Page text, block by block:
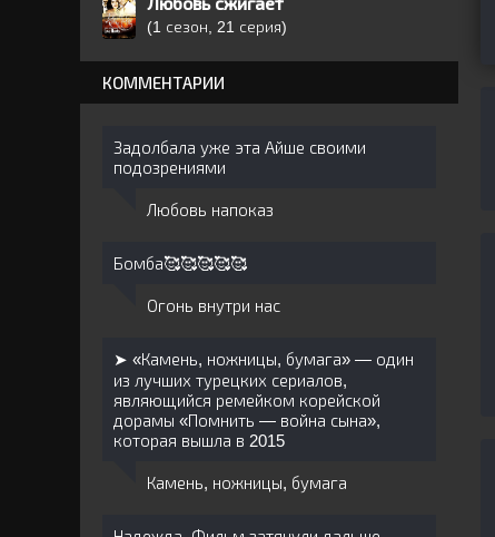
Любовь сжигает
(1 сезон, 21 серия)
КОММЕНТАРИИ
Задолбала уже эта Айше своими
подозрениями
Любовь напоказ
Бомба🥰🥰🥰🥰🥰
Огонь внутри нас
➤ «Камень, ножницы, бумага» — один
из лучших турецких сериалов,
являющийся ремейком корейской
дорамы «Помнить — война сына»,
которая вышла в 2015
Камень, ножницы, бумага